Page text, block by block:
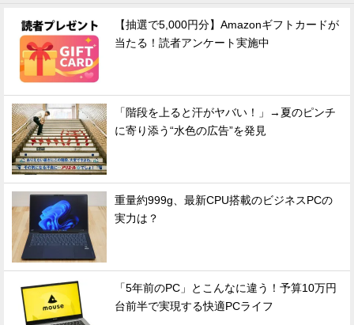
【抽選で5,000円分】Amazonギフトカードが
当たる！読者アンケート実施中
「階段を上ると汗がヤバい！」→夏のピンチ
に寄り添う“水色の広告”を発見
重量約999g、最新CPU搭載のビジネスPCの
実力は？
「5年前のPC」とこんなに違う！予算10万円
台前半で実現する快適PCライフ